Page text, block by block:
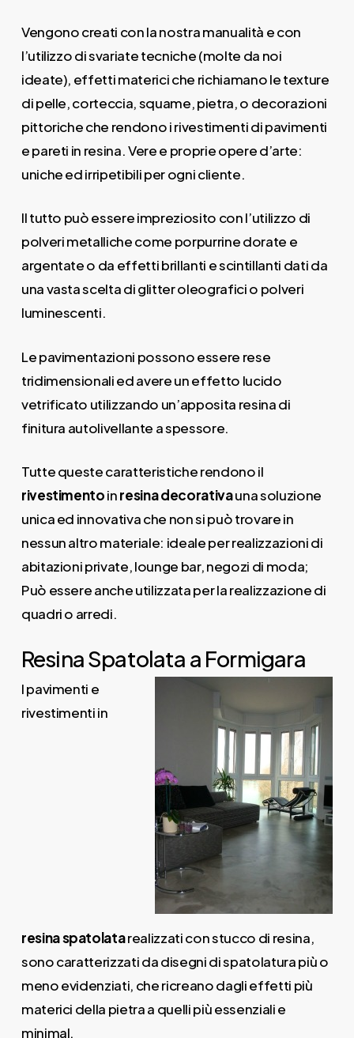
Vengono creati con la nostra manualità e con
l’utilizzo di svariate tecniche (molte da noi
ideate), effetti materici che richiamano le texture
di pelle, corteccia, squame, pietra, o decorazioni
pittoriche che rendono i rivestimenti di pavimenti
e pareti in resina. Vere e proprie opere d’arte:
uniche ed irripetibili per ogni cliente.
Il tutto può essere impreziosito con l’utilizzo di
polveri metalliche come porpurrine dorate e
argentate o da effetti brillanti e scintillanti dati da
una vasta scelta di glitter oleografici o polveri
luminescenti.
Le pavimentazioni possono essere rese
tridimensionali ed avere un effetto lucido
vetrificato utilizzando un’apposita resina di
finitura autolivellante a spessore.
Tutte queste caratteristiche rendono il
rivestimentoinresina decorativauna soluzione
unica ed innovativa che non si può trovare in
nessun altro materiale: ideale per realizzazioni di
abitazioni private, lounge bar, negozi di moda;
Può essere anche utilizzata per la realizzazione di
quadri o arredi.
Resina Spatolata a Formigara
I pavimenti e
rivestimenti in
resinaspatolatarealizzati con stucco di resina,
sono caratterizzati da disegni di spatolatura più o
meno evidenziati, che ricreano dagli effetti più
materici della pietra a quelli più essenziali e
minimal.